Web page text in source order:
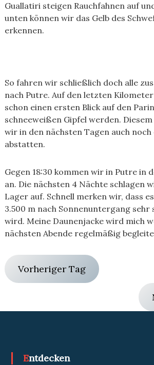
Guallatiri steigen Rauchfahnen auf
unten können wir das Gelb des
erkennen.
So fahren wir schließlich doch alle
nach Putre. Auf den letzten
schon einen ersten Blick auf den
schneeweißen Gipfel werden.
wir in den nächsten Tagen auch noch
abstatten.
Gegen 18:30 kommen wir in Putre in
an. Die nächsten 4 Nächte schlagen
Lager auf. Schnell merken wir, dass
3.500 m nach Sonnenuntergang sehr
wird. Meine Daunenjacke wird mich
nächsten Abende regelmäßig
Vorheriger Tag
Entdecken